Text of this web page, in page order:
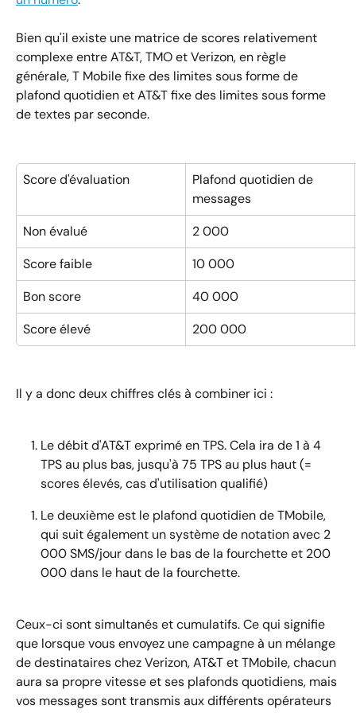
Bien qu'il existe une matrice de scores relativement
complexe entre AT&T, TMO et Verizon, en règle
générale, T Mobile fixe des limites sous forme de
plafond quotidien et AT&T fixe des limites sous forme
de textes par seconde.
Score d'évaluation
Plafond quotidien de
messages
Non évalué
2 000
Score faible
10 000
Bon score
40 000
Score élevé
200 000
Il y a donc deux chiffres clés à combiner ici :
Le débit d'AT&T exprimé en TPS. Cela ira de 1 à 4
TPS au plus bas, jusqu'à 75 TPS au plus haut (=
scores élevés, cas d'utilisation qualifié)
Le deuxième est le plafond quotidien de TMobile,
qui suit également un système de notation avec 2
000 SMS/jour dans le bas de la fourchette et 200
000 dans le haut de la fourchette.
Ceux-ci sont simultanés et cumulatifs. Ce qui signifie
que lorsque vous envoyez une campagne à un mélange
de destinataires chez Verizon, AT&T et TMobile, chacun
aura sa propre vitesse et ses plafonds quotidiens, mais
vos messages sont transmis aux différents opérateurs